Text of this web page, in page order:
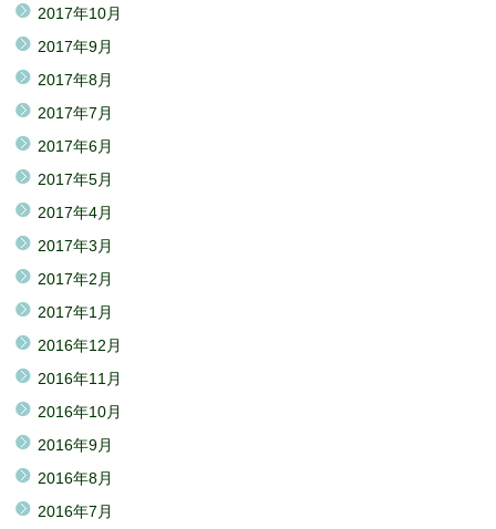
2017年10月
2017年9月
2017年8月
2017年7月
2017年6月
2017年5月
2017年4月
2017年3月
2017年2月
2017年1月
2016年12月
2016年11月
2016年10月
2016年9月
2016年8月
2016年7月